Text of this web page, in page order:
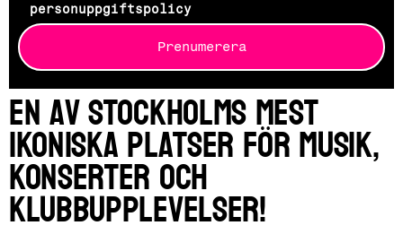
personuppgiftspolicy
Prenumerera
En av Stockholms mest
ikoniska platser för musik,
konserter och
klubbupplevelser!